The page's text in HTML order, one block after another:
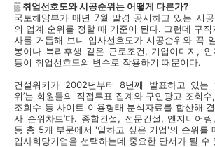
▒ 취업선호도와 시공순위는 어떻게 다른가?
국토해양부가 매년 7월 말경 공시하고 있는 시
의 업계 순위를 정할 때 기준이 된다. 그런데 구
사를 거듭해 보니 입사선호도가 시공순위와 꼭
봉이나 복리후생 같은 근로조건, 기업이미지,
등이 취업선호도의 변수로 작용하기 때문이다.
건설워커가 2002년부터 8년째 발표하고 있는
위’는 회원들의 직접투표 집계와 구인광고 조회
조회수 등 사이트 이용형태 분석자료를 합산해
사 순위차트’다. 종합건설, 전문건설, 엔지니어
등 총 5개 부문에서 '일하고 싶은 기업'의 순위를
입사희망기업을 선택하는데 중요한 단서가 될 수